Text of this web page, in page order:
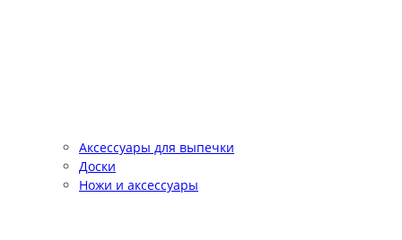
Аксессуары для выпечки
Доски
Ножи и аксессуары